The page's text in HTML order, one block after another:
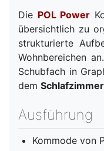
Die POL Power
übersichtlich zu
strukturierte
Wohnbereichen
Schubfach in
dem
Ausführung
Kommode von